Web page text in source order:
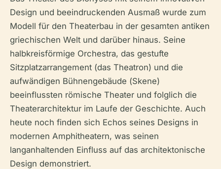
Design und beeindruckenden Ausmaß wurde zum
Modell für den Theaterbau in der gesamten antiken
griechischen Welt und darüber hinaus. Seine
halbkreisförmige Orchestra, das gestufte
Sitzplatzarrangement (das Theatron) und die
aufwändigen Bühnengebäude (Skene)
beeinflussten römische Theater und folglich die
Theaterarchitektur im Laufe der Geschichte. Auch
heute noch finden sich Echos seines Designs in
modernen Amphitheatern, was seinen
langanhaltenden Einfluss auf das architektonische
Design demonstriert.